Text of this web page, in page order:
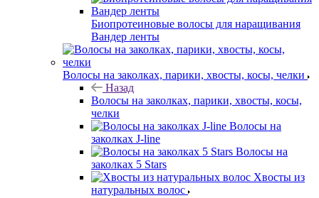
Биопротеиновые волосы для наращивания
Вандер ленты
Волосы на заколках, парики, хвосты, косы, челки
Назад
Волосы на заколках, парики, хвосты, косы,
челки
Волосы на
заколках J-line
Волосы на
заколках 5 Stars
Хвосты из
натуральных волос